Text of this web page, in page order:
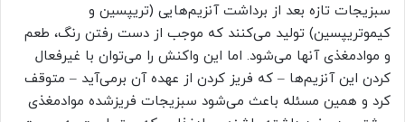
سبزیجات تازه بعد از برداشت آنزیم‌هایی (تریپسین و
کیموتریپسین) تولید می‌کنند که موجب از دست رفتن رنگ، طعم
و موادمغذی آنها می‌شود. اما این واکنش را می‌توان با غیرفعال
کردن این آنزیم‌ها – که فریز کردن از عهده آن برمی‌آید – متوقف
کرد و همین مسئله باعث می‌شود سبزیجات فریزشده موادمغذی